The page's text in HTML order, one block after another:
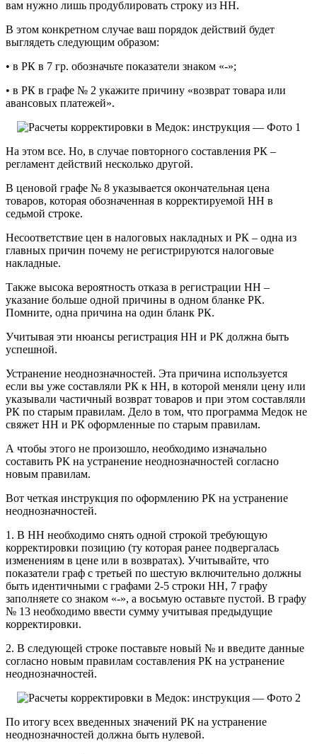
вам нужно лишь продублировать строку из НН.
В этом конкретном случае ваш порядок действий будет
выглядеть следующим образом:
• в РК в 7 гр. обозначьте показатели знаком «-»;
• в РК в графе № 2 укажите причину «возврат товара или
авансовых платежей».
На этом все. Но, в случае повторного составления РК –
регламент действий несколько другой.
В ценовой графе № 8 указывается окончательная цена
товаров, которая обозначенная в корректируемой НН в
седьмой строке.
Несоответствие цен в налоговых накладных и РК – одна из
главных причин почему не регистрируются налоговые
накладные.
Также высока вероятность отказа в регистрации НН –
указание больше одной причины в одном бланке РК.
Помните, одна причина на один бланк РК.
Учитывая эти нюансы регистрация НН и РК должна быть
успешной.
Устранение неоднозначностей. Эта причина используется
если вы уже составляли РК к НН, в которой меняли цену или
указывали частичный возврат товаров и при этом составляли
РК по старым правилам. Дело в том, что программа Медок не
свяжет НН и РК оформленные по старым правилам.
А чтобы этого не произошло, необходимо изначально
составить РК на устранение неоднозначностей согласно
новым правилам.
Вот четкая инструкция по оформлению РК на устранение
неоднозначностей.
1. В НН необходимо снять одной строкой требующую
корректировки позицию (ту которая ранее подвергалась
изменениям в цене или в возвратах). Учитывайте, что
показатели граф с третьей по шестую включительно должны
быть идентичными с графами 2-5 строки НН, 7 графу
заполняете со знаком «-», а восьмую оставьте пустой. В графу
№ 13 необходимо ввести сумму учитывая предыдущие
корректировки.
2. В следующей строке поставьте новый № и введите данные
согласно новым правилам составления РК на устранение
неоднозначностей.
По итогу всех введенных значений РК на устранение
неоднозначностей должна быть нулевой.